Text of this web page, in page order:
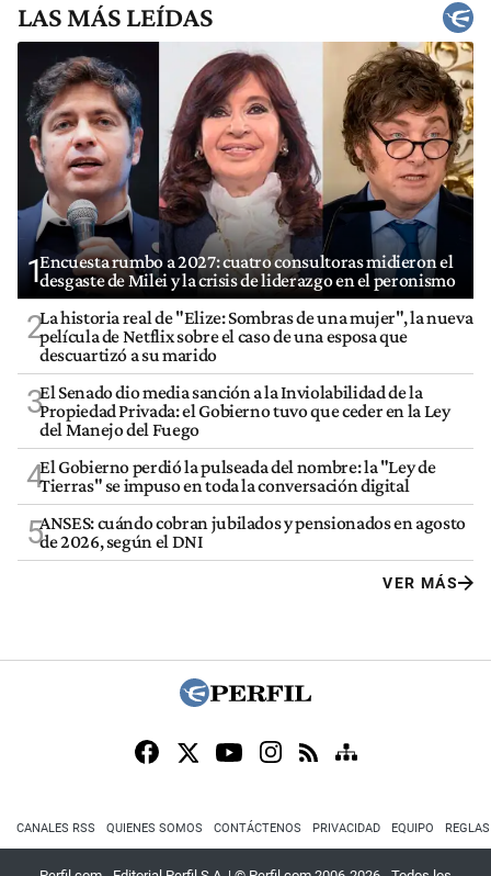
LAS MÁS LEÍDAS
1Encuesta rumbo a 2027: cuatro consultoras midieron el
desgaste de Milei y la crisis de liderazgo en el peronismo
2La historia real de "Elize: Sombras de una mujer", la nueva
película de Netflix sobre el caso de una esposa que
descuartizó a su marido
3El Senado dio media sanción a la Inviolabilidad de la
Propiedad Privada: el Gobierno tuvo que ceder en la Ley
del Manejo del Fuego
4El Gobierno perdió la pulseada del nombre: la "Ley de
Tierras" se impuso en toda la conversación digital
5ANSES: cuándo cobran jubilados y pensionados en agosto
de 2026, según el DNI
VER MÁS
CANALES RSS QUIENES SOMOS CONTÁCTENOS PRIVACIDAD EQUIPO